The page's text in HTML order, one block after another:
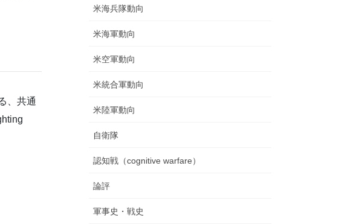
、共通
米海兵隊動向
米海軍動向
米空軍動向
米統合軍動向
米陸軍動向
自衛隊
認知戦（cognitive warfare）
論評
軍事史・戦史